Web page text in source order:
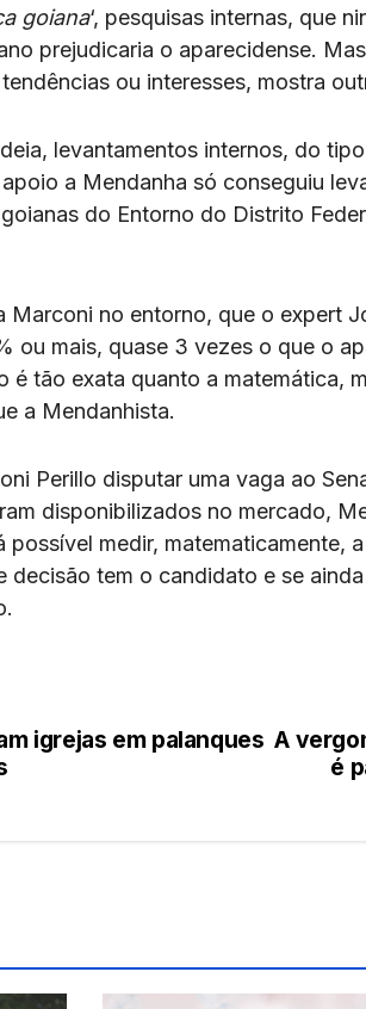
goiana‘, pesquisas internas, que
prejudicaria o aparecidense.
ou interesses, mostra
levantamentos internos, do
a Mendanha só conseguiu
do Entorno do Distrito
no entorno, que o expert
ou mais, quase 3 vezes o que o
é tão exata quanto a matemática,
a Mendanhista.
Perillo disputar uma vaga ao
disponibilizados no mercado,
possível medir, matematicamente,
decisão tem o candidato e se
A
é
igrejas em palanques